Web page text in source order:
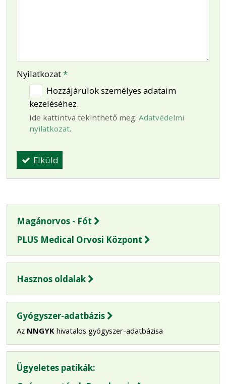
Nyilatkozat*
Hozzájárulok személyes adataim
kezeléséhez.
Ide kattintva tekinthető meg:Adatvédelmi
nyilatkozat.
Elküld
Magánorvos - Fót
PLUS Medical Orvosi Központ
Hasznos oldalak
Gyógyszer-adatbázis
Az NNGYKhivatalos gyógyszer-adatbázisa
Ügyeletes patikák: